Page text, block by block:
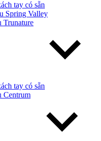
tay có sẵn
Spring Valley
Trunature
tay có sẵn
Centrum